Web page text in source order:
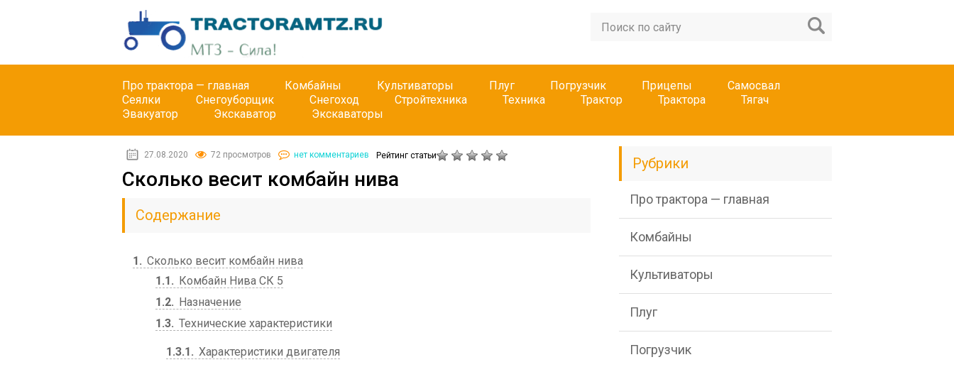
Про трактора — главная Комбайны Культиваторы Плуг Погрузчик Прицепы
Самосвал
Сеялки
Снегоуборщик Снегоход Стройтехника Техника Трактор Трактора
Тягач
Эвакуатор
Экскаватор Экскаваторы
27.08.2020 72 просмотров нет комментариев Рейтинг статьи
Сколько весит комбайн нива
Содержание
1
Сколько весит комбайн нива
1.1
Комбайн Нива СК 5
1.2
Назначение
1.3 Технические характеристики
1.3.1 Характеристики двигателя
Рубрики
Про трактора — главная
Комбайны
Культиваторы
Плуг
Погрузчик